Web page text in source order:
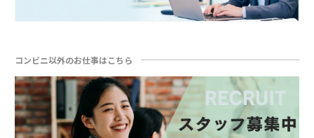
コンビニ以外のお仕事はこちら